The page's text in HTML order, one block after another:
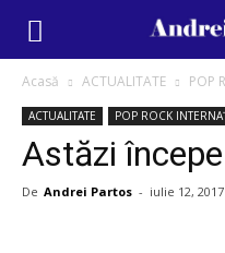
Acasă ACTUALITATE POP
ACTUALITATE POP ROCK
Astăzi
De Andrei Partos - iulie 12, 2017